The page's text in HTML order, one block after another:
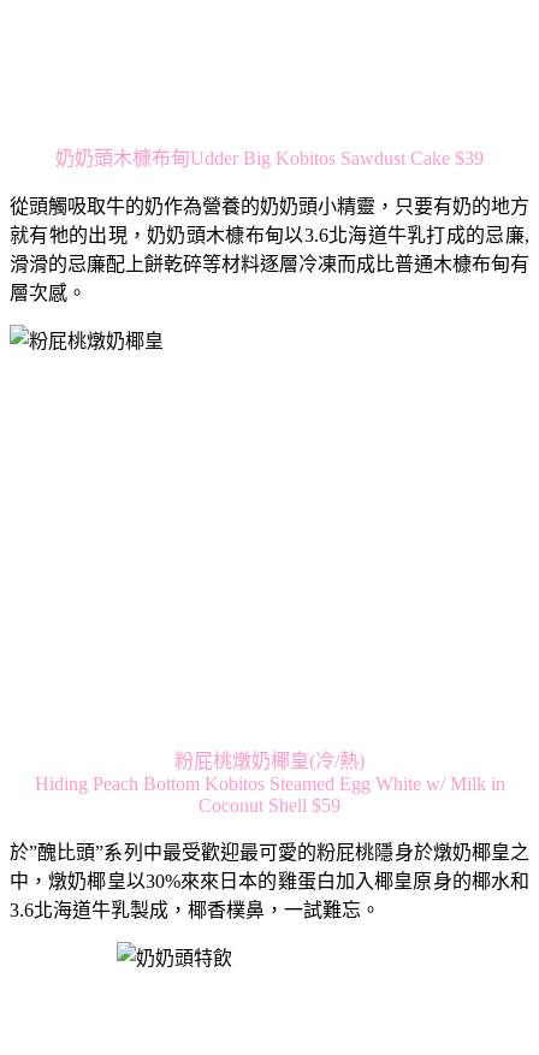
奶奶頭木槺布甸Udder Big Kobitos Sawdust Cake $39
從頭觸吸取牛的奶作為營養的奶奶頭小精靈，只要有奶的地方
就有牠的出現，奶奶頭木槺布甸以3.6北海道牛乳打成的忌廉,
滑滑的忌廉配上餅乾碎等材料逐層冷凍而成比普通木槺布甸有
層次感。
粉屁桃燉奶椰皇(冷/熱)
Hiding Peach Bottom Kobitos Steamed Egg White w/ Milk in
Coconut Shell $59
於”醜比頭”系列中最受歡迎最可愛的粉屁桃隱身於燉奶椰皇之
中，燉奶椰皇以30%來來日本的雞蛋白加入椰皇原身的椰水和
3.6北海道牛乳製成，椰香樸鼻，一試難忘。